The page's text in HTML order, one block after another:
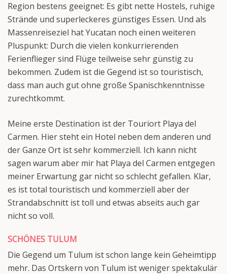
Region bestens geeignet: Es gibt nette Hostels, ruhige
Strände und superleckeres günstiges Essen. Und als
Massenreiseziel hat Yucatan noch einen weiteren
Pluspunkt: Durch die vielen konkurrierenden
Ferienflieger sind Flüge teilweise sehr günstig zu
bekommen. Zudem ist die Gegend ist so touristisch,
dass man auch gut ohne große Spanischkenntnisse
zurechtkommt.
Meine erste Destination ist der Touriort Playa del
Carmen. Hier steht ein Hotel neben dem anderen und
der Ganze Ort ist sehr kommerziell. Ich kann nicht
sagen warum aber mir hat Playa del Carmen entgegen
meiner Erwartung gar nicht so schlecht gefallen. Klar,
es ist total touristisch und kommerziell aber der
Strandabschnitt ist toll und etwas abseits auch gar
nicht so voll.
SCHÖNES TULUM
Die Gegend um Tulum ist schon lange kein Geheimtipp
mehr. Das Ortskern von Tulum ist weniger spektakulär